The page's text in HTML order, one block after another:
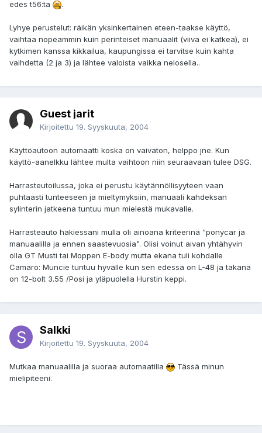
edes t56:ta
.
Lyhye perustelut: räikän yksinkertainen eteen-taakse käyttö,
vaihtaa nopeammin kuin perinteiset manuaalit (viiva ei katkea), ei
kytkimen kanssa kikkailua, kaupungissa ei tarvitse kuin kahta
vaihdetta (2 ja 3) ja lähtee valoista vaikka nelosella..
Guest jarit
Kirjoitettu 19. Syyskuuta, 2004
Käyttöautoon automaatti koska on vaivaton, helppo jne. Kun
käyttö-aanelkku lähtee multa vaihtoon niin seuraavaan tulee DSG.
Harrasteutoilussa, joka ei perustu käytännöllisyyteen vaan
puhtaasti tunteeseen ja mieltymyksiin, manuaali kahdeksan
sylinterin jatkeena tuntuu mun mielestä mukavalle.
Harrasteauto hakiessani mulla oli ainoana kriteerinä "ponycar ja
manuaalilla ja ennen saastevuosia". Olisi voinut aivan yhtähyvin
olla GT Musti tai Moppen E-body mutta ekana tuli kohdalle
Camaro: Muncie tuntuu hyvälle kun sen edessä on L-48 ja takana
on 12-bolt 3.55 /Posi ja yläpuolella Hurstin keppi.
Salkki
Kirjoitettu 19. Syyskuuta, 2004
Mutkaa manuaalilla ja suoraa automaatilla
Tässä minun
mielipiteeni.